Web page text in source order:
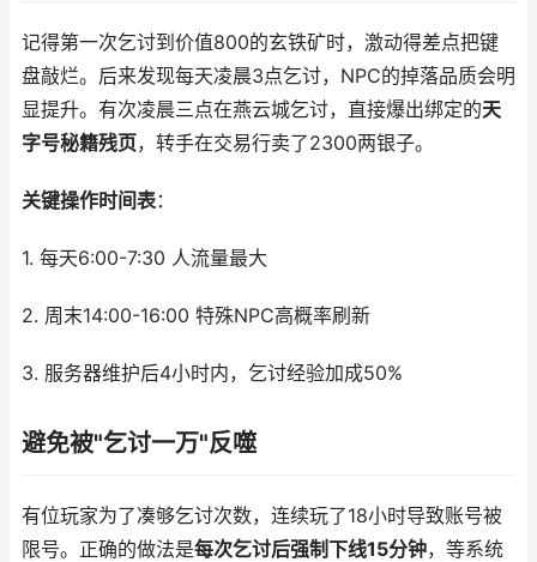
记得第一次乞讨到价值800的玄铁矿时，激动得差点把键
盘敲烂。后来发现每天凌晨3点乞讨，NPC的掉落品质会明
显提升。有次凌晨三点在燕云城乞讨，直接爆出绑定的天
字号秘籍残页，转手在交易行卖了2300两银子。
关键操作时间表：
1. 每天6:00-7:30 人流量最大
2. 周末14:00-16:00 特殊NPC高概率刷新
3. 服务器维护后4小时内，乞讨经验加成50%
避免被"乞讨一万"反噬
有位玩家为了凑够乞讨次数，连续玩了18小时导致账号被
限号。正确的做法是每次乞讨后强制下线15分钟，等系统